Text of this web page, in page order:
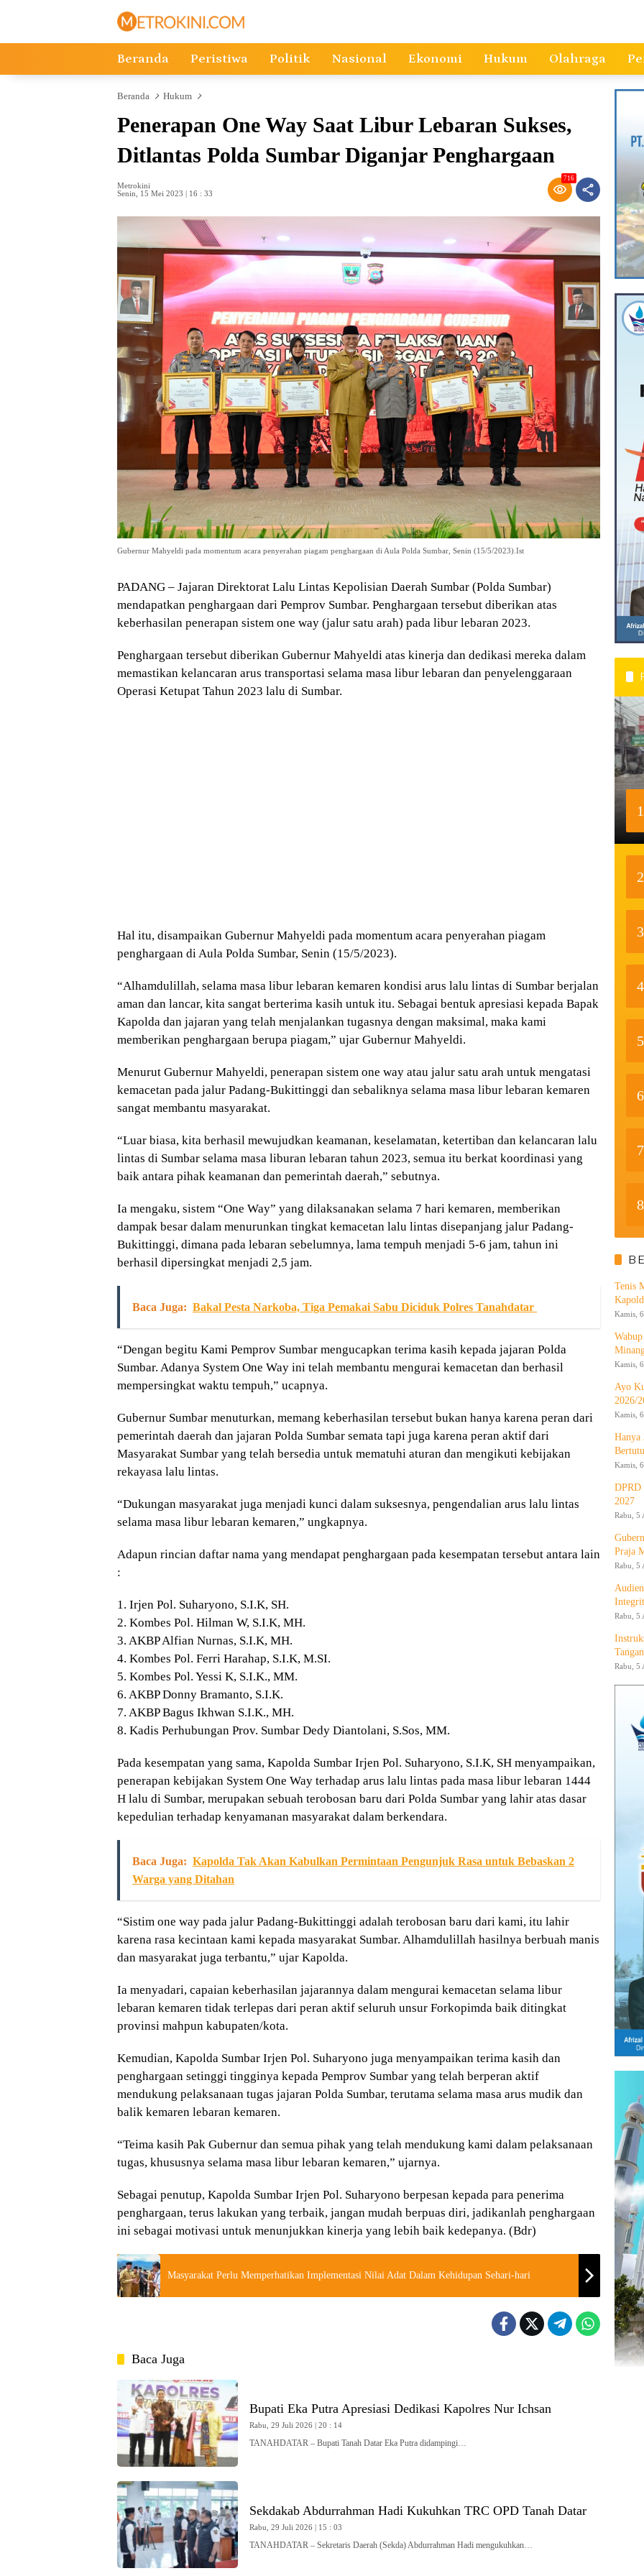
Beranda Peristiwa Politik Nasional Ekonomi Hukum Olahraga
Beranda Hukum
Penerapan One Way Saat Libur Lebaran Sukses,
Ditlantas Polda Sumbar Diganjar Penghargaan
Metrokini
Senin, 15 Mei 2023 | 16 : 33
716
Gubernur Mahyeldi pada momentum acara penyerahan piagam penghargaan di Aula Polda Sumbar, Senin (15/5/2023).Ist
PADANG – Jajaran Direktorat Lalu Lintas Kepolisian Daerah Sumbar (Polda Sumbar)
mendapatkan penghargaan dari Pemprov Sumbar. Penghargaan tersebut diberikan atas
keberhasilan penerapan sistem one way (jalur satu arah) pada libur lebaran 2023.
Penghargaan tersebut diberikan Gubernur Mahyeldi atas kinerja dan dedikasi mereka dalam
memastikan kelancaran arus transportasi selama masa libur lebaran dan penyelenggaraan
Operasi Ketupat Tahun 2023 lalu di Sumbar.
Hal itu, disampaikan Gubernur Mahyeldi pada momentum acara penyerahan piagam
penghargaan di Aula Polda Sumbar, Senin (15/5/2023).
“Alhamdulillah, selama masa libur lebaran kemaren kondisi arus lalu lintas di Sumbar berjalan
aman dan lancar, kita sangat berterima kasih untuk itu. Sebagai bentuk apresiasi kepada Bapak
Kapolda dan jajaran yang telah menjalankan tugasnya dengan maksimal, maka kami
memberikan penghargaan berupa piagam,” ujar Gubernur Mahyeldi.
Menurut Gubernur Mahyeldi, penerapan sistem one way atau jalur satu arah untuk mengatasi
kemacetan pada jalur Padang-Bukittinggi dan sebaliknya selama masa libur lebaran kemaren
sangat membantu masyarakat.
“Luar biasa, kita berhasil mewujudkan keamanan, keselamatan, ketertiban dan kelancaran lalu
lintas di Sumbar selama masa liburan lebaran tahun 2023, semua itu berkat koordinasi yang
baik antara pihak keamanan dan pemerintah daerah,” sebutnya.
Ia mengaku, sistem “One Way” yang dilaksanakan selama 7 hari kemaren, memberikan
dampak besar dalam menurunkan tingkat kemacetan lalu lintas disepanjang jalur Padang-
Bukittinggi, dimana pada lebaran sebelumnya, lama tempuh menjadi 5-6 jam, tahun ini
berhasil dipersingkat menjadi 2,5 jam.
Baca Juga: Bakal Pesta Narkoba, Tiga Pemakai Sabu Diciduk Polres Tanahdatar
“Dengan begitu Kami Pemprov Sumbar mengucapkan terima kasih kepada jajaran Polda
Sumbar. Adanya System One Way ini telah membantu mengurai kemacetan dan berhasil
mempersingkat waktu tempuh,” ucapnya.
Gubernur Sumbar menuturkan, memang keberhasilan tersebut bukan hanya karena peran dari
pemerintah daerah dan jajaran Polda Sumbar semata tapi juga karena peran aktif dari
Masyarakat Sumbar yang telah bersedia untuk mematuhi aturan dan mengikuti kebijakan
rekayasa lalu lintas.
“Dukungan masyarakat juga menjadi kunci dalam suksesnya, pengendalian arus lalu lintas
selama masa libur lebaran kemaren,” ungkapnya.
Adapun rincian daftar nama yang mendapat penghargaan pada kesempatan tersebut antara lain
:
1. Irjen Pol. Suharyono, S.I.K, SH.
2. Kombes Pol. Hilman W, S.I.K, MH.
3. AKBP Alfian Nurnas, S.I.K, MH.
4. Kombes Pol. Ferri Harahap, S.I.K, M.SI.
5. Kombes Pol. Yessi K, S.I.K., MM.
6. AKBP Donny Bramanto, S.I.K.
7. AKBP Bagus Ikhwan S.I.K., MH.
8. Kadis Perhubungan Prov. Sumbar Dedy Diantolani, S.Sos, MM.
Pada kesempatan yang sama, Kapolda Sumbar Irjen Pol. Suharyono, S.I.K, SH menyampaikan,
penerapan kebijakan System One Way terhadap arus lalu lintas pada masa libur lebaran 1444
H lalu di Sumbar, merupakan sebuah terobosan baru dari Polda Sumbar yang lahir atas dasar
kepedulian terhadap kenyamanan masyarakat dalam berkendara.
Baca Juga: Kapolda Tak Akan Kabulkan Permintaan Pengunjuk Rasa untuk Bebaskan 2
Warga yang Ditahan
“Sistim one way pada jalur Padang-Bukittinggi adalah terobosan baru dari kami, itu lahir
karena rasa kecintaan kami kepada masyarakat Sumbar. Alhamdulillah hasilnya berbuah manis
dan masyarakat juga terbantu,” ujar Kapolda.
Ia menyadari, capaian keberhasilan jajarannya dalam mengurai kemacetan selama libur
lebaran kemaren tidak terlepas dari peran aktif seluruh unsur Forkopimda baik ditingkat
provinsi mahpun kabupaten/kota.
Kemudian, Kapolda Sumbar Irjen Pol. Suharyono juga menyampaikan terima kasih dan
penghargaan setinggi tingginya kepada Pemprov Sumbar yang telah berperan aktif
mendukung pelaksanaan tugas jajaran Polda Sumbar, terutama selama masa arus mudik dan
balik kemaren lebaran kemaren.
“Teima kasih Pak Gubernur dan semua pihak yang telah mendukung kami dalam pelaksanaan
tugas, khususnya selama masa libur lebaran kemaren,” ujarnya.
Sebagai penutup, Kapolda Sumbar Irjen Pol. Suharyono berpesan kepada para penerima
penghargaan, terus lakukan yang terbaik, jangan mudah berpuas diri, jadikanlah penghargaan
ini sebagai motivasi untuk menunjukkan kinerja yang lebih baik kedepanya. (Bdr)
Masyarakat Perlu Memperhatikan Implementasi Nilai Adat Dalam Kehidupan Sehari-hari
Baca Juga
Bupati Eka Putra Apresiasi Dedikasi Kapolres Nur Ichsan
Rabu, 29 Juli 2026 | 20 : 14
TANAHDATAR – Bupati Tanah Datar Eka Putra didampingi…
Sekdakab Abdurrahman Hadi Kukuhkan TRC OPD Tanah Datar
Rabu, 29 Juli 2026 | 15 : 03
TANAHDATAR – Sekretaris Daerah (Sekda) Abdurrahman Hadi mengukuhkan…
1
2
3
4
5
6
7
8
Tenis
Kamis,
Kamis,
Ayo
2026/
Kamis,
Hanya
Kamis,
DPRD
2027
Rabu, 5
Praja
Rabu, 5
Rabu, 5
Rabu, 5